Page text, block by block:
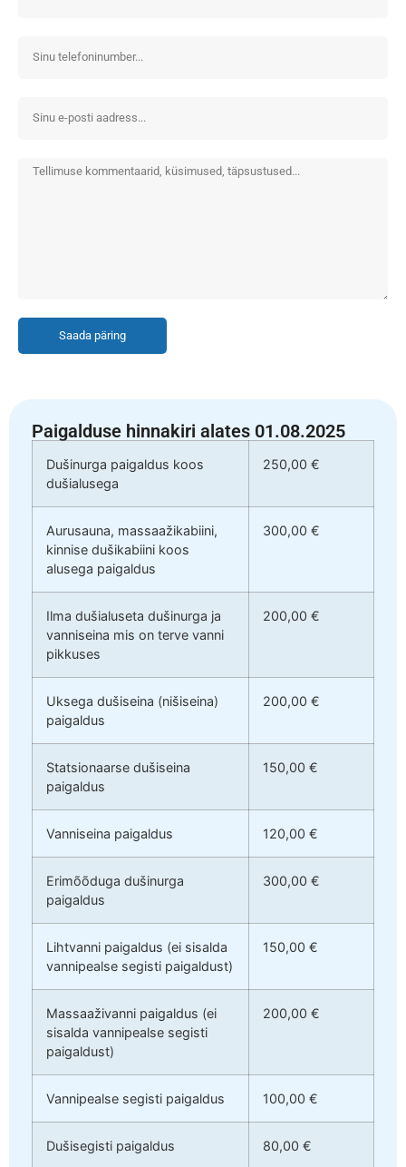
Saada päring
Paigalduse hinnakiri alates 01.08.2025
Dušinurga paigaldus koos
dušialusega
250,00 €
Aurusauna, massaažikabiini,
kinnise dušikabiini koos
alusega paigaldus
300,00 €
Ilma dušialuseta dušinurga ja
vanniseina mis on terve vanni
pikkuses
200,00 €
Uksega dušiseina (nišiseina)
paigaldus
200,00 €
Statsionaarse dušiseina
paigaldus
150,00 €
Vanniseina paigaldus 120,00 €
Erimõõduga dušinurga
paigaldus
300,00 €
Lihtvanni paigaldus (ei sisalda
vannipealse segisti paigaldust)
150,00 €
Massaaživanni paigaldus (ei
sisalda vannipealse segisti
paigaldust)
200,00 €
Vannipealse segisti paigaldus 100,00 €
Dušisegisti paigaldus 80,00 €